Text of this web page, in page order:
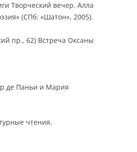
Творческий вечер. Алла
(СПб: «Шатон», 2005).
пр., 62) Встреча Оксаны
де Паньи и Мария
чтения.